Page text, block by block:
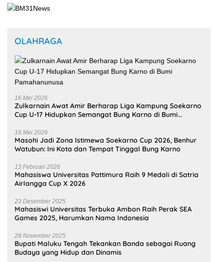
OLAHRAGA
16 Mei 2026
Zulkarnain Awat Amir Berharap Liga Kampung Soekarno
Cup U-17 Hidupkan Semangat Bung Karno di Bumi
16 Mei 2026
Masohi Jadi Zona Istimewa Soekarno Cup 2026, Benhur
Watubun: Ini Kota dan Tempat Tinggal Bung Karno
13 Februari 2026
Mahasiswa Universitas Pattimura Raih 9 Medali di Satria
Airlangga Cup X 2026
23 Desember 2025
Mahasiswi Universitas Terbuka Ambon Raih Perak SEA
Games 2025, Harumkan Nama Indonesia
28 November 2025
Bupati Maluku Tengah Tekankan Banda sebagai Ruang
Budaya yang Hidup dan Dinamis